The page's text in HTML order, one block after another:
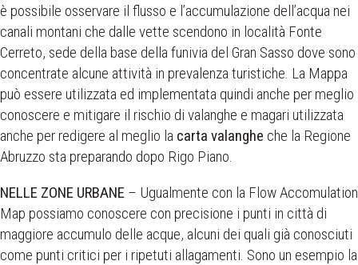
è possibile osservare il flusso e l’accumulazione dell’acqua nei
canali montani che dalle vette scendono in località Fonte
Cerreto, sede della base della funivia del Gran Sasso dove sono
concentrate alcune attività in prevalenza turistiche. La Mappa
può essere utilizzata ed implementata quindi anche per meglio
conoscere e mitigare il rischio di valanghe e magari utilizzata
anche per redigere al meglio la carta valanghe che la Regione
Abruzzo sta preparando dopo Rigo Piano.
NELLE ZONE URBANE – Ugualmente con la Flow Accomulation
Map possiamo conoscere con precisione i punti in città di
maggiore accumulo delle acque, alcuni dei quali già conosciuti
come punti critici per i ripetuti allagamenti. Sono un esempio la